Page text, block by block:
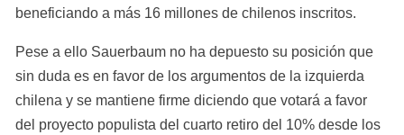
beneficiando a más 16 millones de chilenos inscritos.
Pese a ello Sauerbaum no ha depuesto su posición que
sin duda es en favor de los argumentos de la izquierda
chilena y se mantiene firme diciendo que votará a favor
del proyecto populista del cuarto retiro del 10% desde los